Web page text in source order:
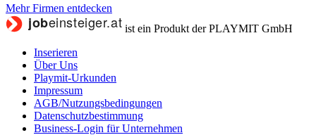
Mehr Firmen entdecken
ist ein Produkt der PLAYMIT GmbH
Inserieren
Über Uns
Playmit-Urkunden
Impressum
AGB/Nutzungsbedingungen
Datenschutzbestimmung
Business-Login für Unternehmen